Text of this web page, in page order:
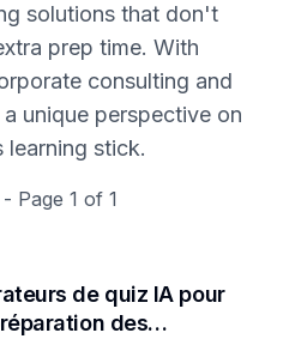
solutions that don't
prep time. With
consulting and
unique perspective on
learning stick.
Page 1 of 1
de quiz IA pour
des